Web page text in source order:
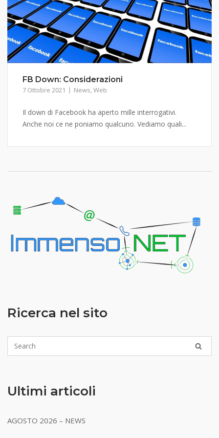
FB Down: Considerazioni
7 Ottobre 2021 News,Web
Il down di Facebook ha aperto mille interrogativi.
Anche noi ce ne poniamo qualcuno. Vediamo quali...
Ricerca nel sito
Ultimi articoli
AGOSTO 2026 – NEWS